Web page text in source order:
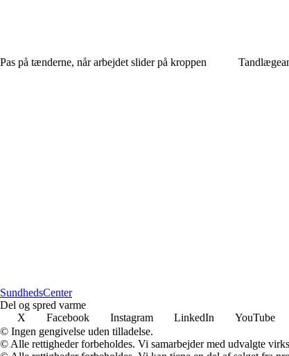
Pas på tænderne, når arbejdet slider på kroppen
SundhedsCenter
Del og spred varme
X
Facebook Instagram LinkedIn YouTube
© Ingen gengivelse uden tilladelse.
© Alle rettigheder forbeholdes. Vi samarbejder med udvalgte